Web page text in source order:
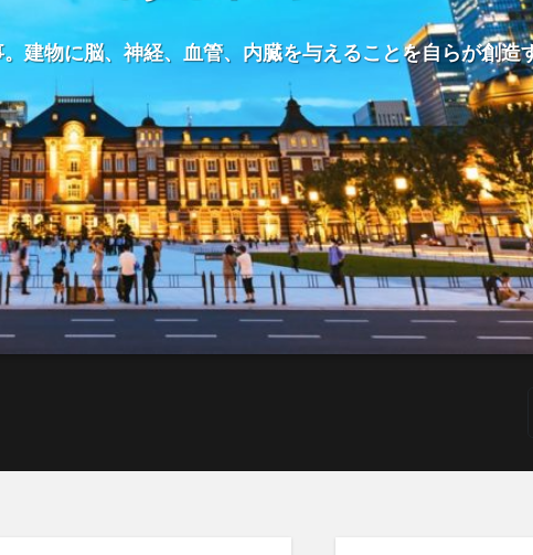
建物に脳、神経、血管、内臓を与えることを自らが創造